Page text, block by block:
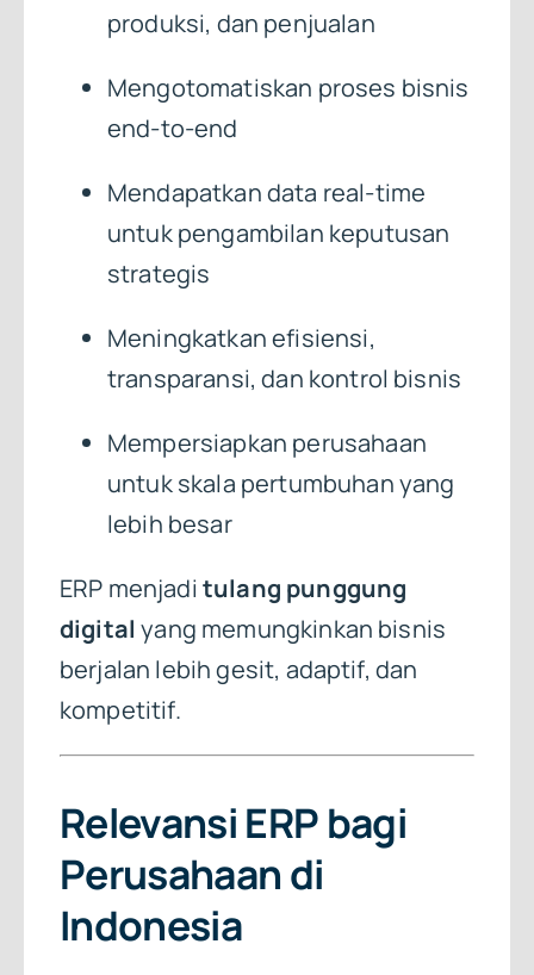
produksi, dan penjualan
Mengotomatiskan proses bisnis
end-to-end
Mendapatkan data real-time
untuk pengambilan keputusan
strategis
Meningkatkan efisiensi,
transparansi, dan kontrol bisnis
Mempersiapkan perusahaan
untuk skala pertumbuhan yang
lebih besar
ERP menjadi tulang punggung
digital yang memungkinkan bisnis
berjalan lebih gesit, adaptif, dan
kompetitif.
Relevansi ERP bagi
Perusahaan di
Indonesia